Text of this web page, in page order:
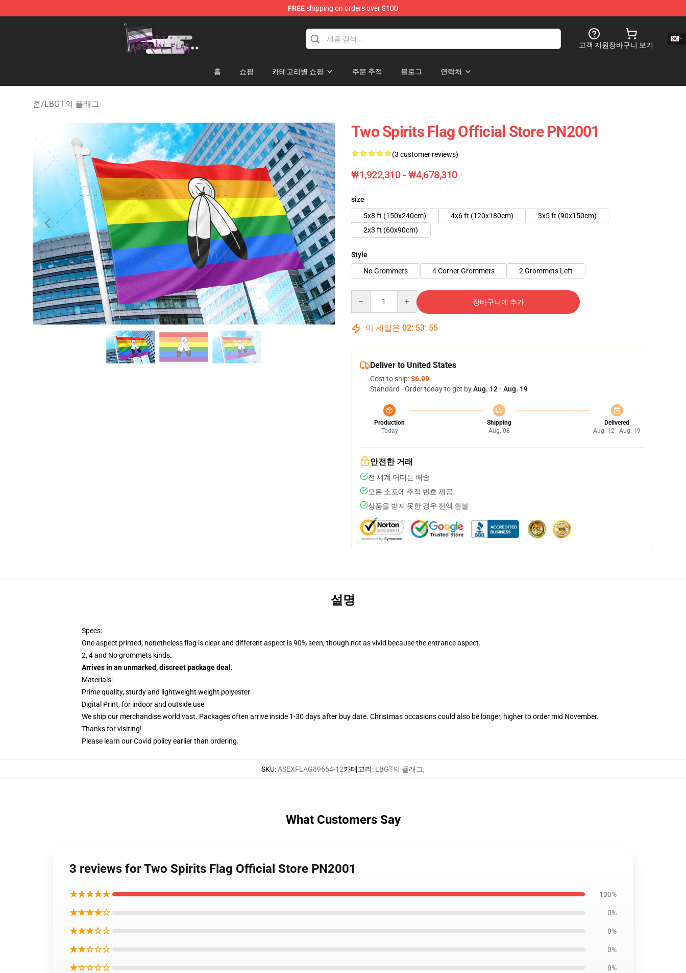
FREEshipping on orders over $100
Asexual Flag Shop - The Best Store of Asexual Flag
고객 지원장바구니 보기
홈 쇼핑 카테고리별 쇼핑 주문 추적 블로그 연락처
홈/LBGT의 플래그
Two Spirits Flag Official Store PN2001
(3 customer reviews)
₩1,922,310 - ₩4,678,310
size
5x8 ft (150x240cm)
4x6 ft (120x180cm)
3x5 ft (90x150cm)
2x3 ft (60x90cm)
Style
No Grommets
4 Corner Grommets 2 Grommets Left
장바구니에 추가
이 세일은 02: 53: 54
Deliver to United States
Cost to ship:$6.99
Standard - Order today to get byAug. 12 - Aug. 19
Production
Today
Shipping
Aug. 08
Delivered
Aug. 12 - Aug. 19
안전한 거래
전 세계 어디든 배송
모든 소포에 추적 번호 제공
상품을 받지 못한 경우 전액 환불
설명
Specs:
One aspect printed, nonetheless flag is clear and different aspect is 90% seen, though not as vivid because the entrance aspect.
2, 4 and No grommets kinds.
Arrives in an unmarked, discreet package deal.
Materials:
Prime quality, sturdy and lightweight weight polyester
Digital Print, for indoor and outside use
We ship our merchandise world vast. Packages often arrive inside 1-30 days after buy date. Christmas occasions could also be longer, higher to order mid November.
Thanks for visiting!
Please learn our Covid policyearlier than ordering.
SKU:ASEXFLAG89664-12카테고리: LBGT의 플래그,
What Customers Say
3 reviews for Two Spirits Flag Official Store PN2001
★★★★★ 100%
★★★★☆ 0%
★★★☆☆ 0%
★★☆☆☆ 0%
★☆☆☆☆ 0%